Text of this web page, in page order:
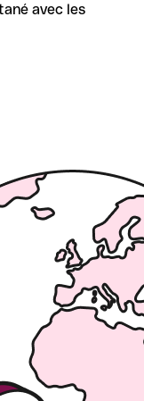
avec les